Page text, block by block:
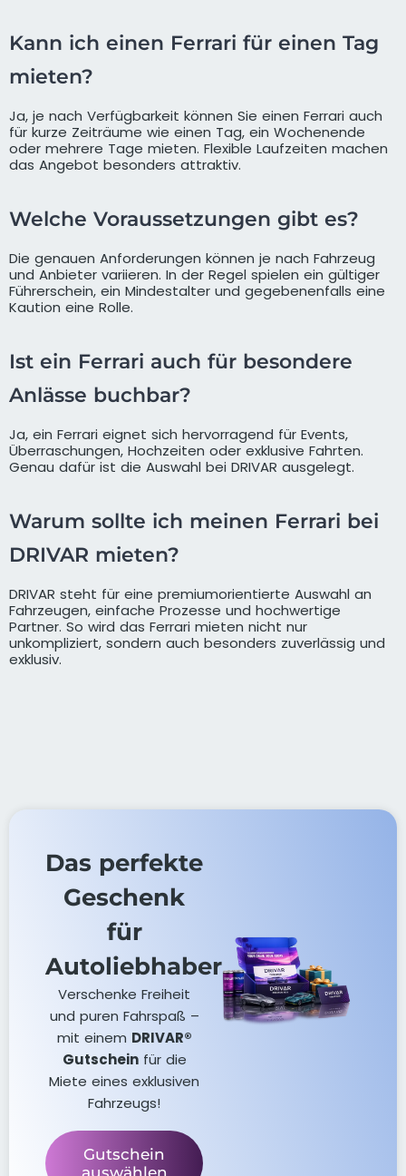
Kann ich einen Ferrari für einen Tag
mieten?
Ja, je nach Verfügbarkeit können Sie einen Ferrari auch
für kurze Zeiträume wie einen Tag, ein Wochenende
oder mehrere Tage mieten. Flexible Laufzeiten machen
das Angebot besonders attraktiv.
Welche Voraussetzungen gibt es?
Die genauen Anforderungen können je nach Fahrzeug
und Anbieter variieren. In der Regel spielen ein gültiger
Führerschein, ein Mindestalter und gegebenenfalls eine
Kaution eine Rolle.
Ist ein Ferrari auch für besondere
Anlässe buchbar?
Ja, ein Ferrari eignet sich hervorragend für Events,
Überraschungen, Hochzeiten oder exklusive Fahrten.
Genau dafür ist die Auswahl bei DRIVAR ausgelegt.
Warum sollte ich meinen Ferrari bei
DRIVAR mieten?
DRIVAR steht für eine premiumorientierte Auswahl an
Fahrzeugen, einfache Prozesse und hochwertige
Partner. So wird das Ferrari mieten nicht nur
unkompliziert, sondern auch besonders zuverlässig und
exklusiv.
Das perfekte
Geschenk
für
Autoliebhaber
Verschenke Freiheit
und puren Fahrspaß –
mit einem DRIVAR®
Gutscheinfür die
Miete eines exklusiven
Fahrzeugs!
Gutschein
auswählen